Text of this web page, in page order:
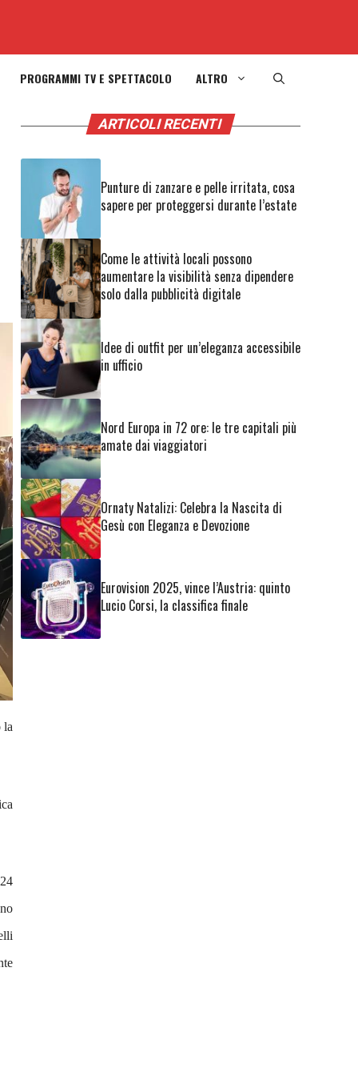
PROGRAMMI TV E SPETTACOLO ALTRO
la
ARTICOLI RECENTI
Punture di zanzare e pelle irritata, cosa
sapere per proteggersi durante l’estate
Come le attività locali possono
aumentare la visibilità senza dipendere
solo dalla pubblicità digitale
Idee di outfit per un’eleganza accessibile
in ufficio
Nord Europa in 72 ore: le tre capitali più
amate dai viaggiatori
Ornaty Natalizi: Celebra la Nascita di
Gesù con Eleganza e Devozione
Eurovision 2025, vince l’Austria: quinto
Lucio Corsi, la classifica finale